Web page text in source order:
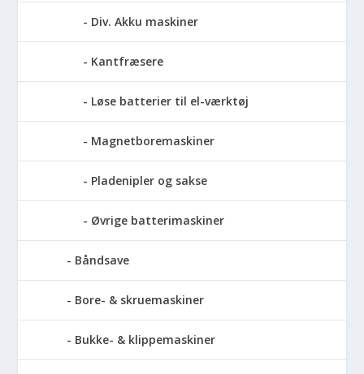
Div. Akku maskiner
Kantfræsere
Løse batterier til el-værktøj
Magnetboremaskiner
Pladenipler og sakse
Øvrige batterimaskiner
Båndsave
Bore- & skruemaskiner
Bukke- & klippemaskiner